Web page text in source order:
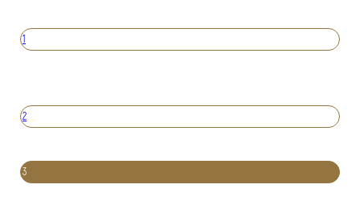
1
2
3